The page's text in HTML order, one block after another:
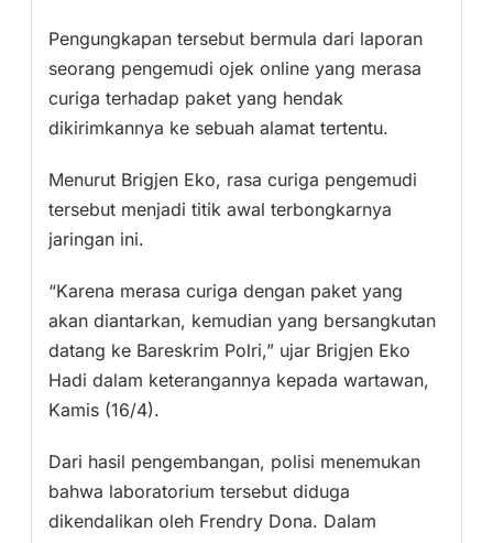
Pengungkapan tersebut bermula dari laporan
seorang pengemudi ojek online yang merasa
curiga terhadap paket yang hendak
dikirimkannya ke sebuah alamat tertentu.
Menurut Brigjen Eko, rasa curiga pengemudi
tersebut menjadi titik awal terbongkarnya
jaringan ini.
“Karena merasa curiga dengan paket yang
akan diantarkan, kemudian yang bersangkutan
datang ke Bareskrim Polri,” ujar Brigjen Eko
Hadi dalam keterangannya kepada wartawan,
Kamis (16/4).
Dari hasil pengembangan, polisi menemukan
bahwa laboratorium tersebut diduga
dikendalikan oleh Frendry Dona. Dalam